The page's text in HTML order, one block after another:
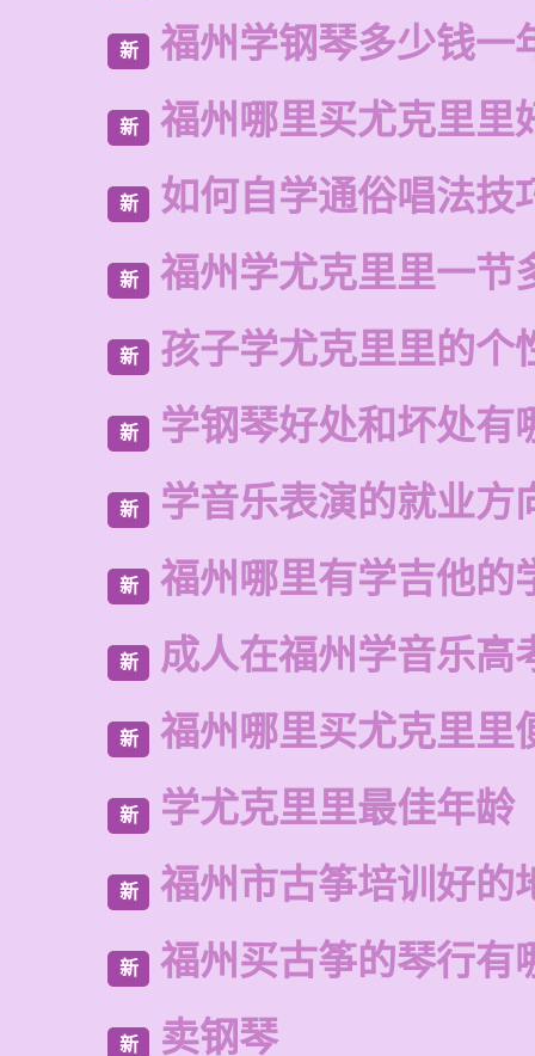
新 福州学钢琴多少钱一
新 福州哪里买尤克里里
新 如何自学通俗唱法技
新 福州学尤克里里一节
新 孩子学尤克里里的个
新 学钢琴好处和坏处有
新 学音乐表演的就业方
新 福州哪里有学吉他的
新 成人在福州学音乐高
新 福州哪里买尤克里里
新 学尤克里里最佳年龄
新 福州市古筝培训好的
新 福州买古筝的琴行有
新 卖钢琴